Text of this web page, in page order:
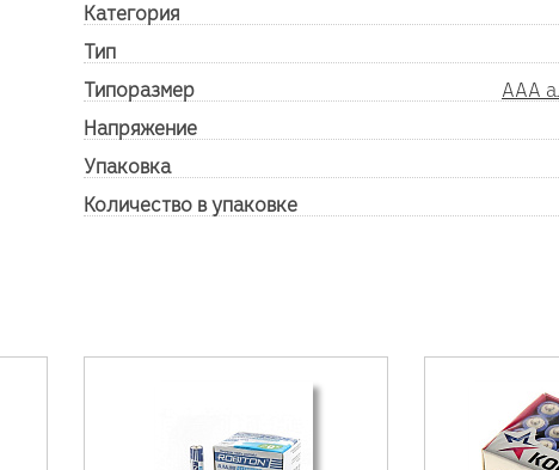
Категория
Тип
Типоразмер
AAA
Напряжение
Упаковка
Количество в упаковке